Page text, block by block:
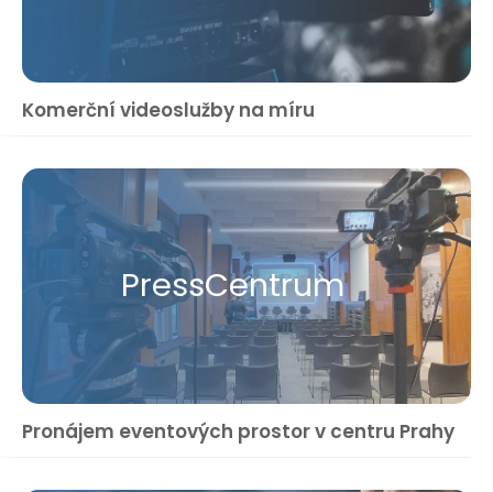
Komerční videoslužby na míru
Press​Centrum
Pronájem eventových prostor v centru Prahy